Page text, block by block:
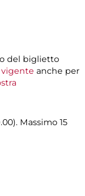
del biglietto
anche per
Massimo 15